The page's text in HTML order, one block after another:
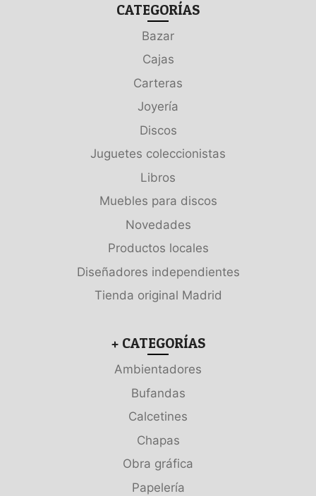
CATEGORÍAS
Bazar
Cajas
Carteras
Joyería
Discos
Juguetes coleccionistas
Libros
Muebles para discos
Novedades
Productos locales
Diseñadores independientes
Tienda original Madrid
+ CATEGORÍAS
Ambientadores
Bufandas
Calcetines
Chapas
Obra gráfica
Papelería